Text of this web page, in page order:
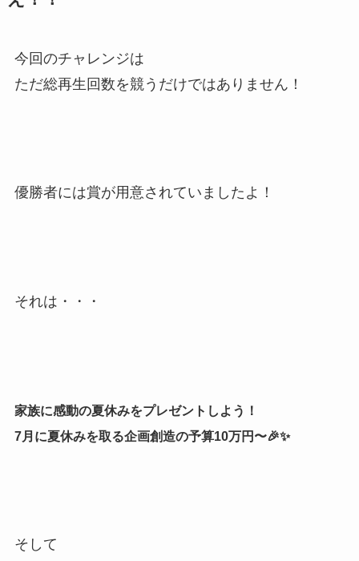
今回のチャレンジは
ただ総再生回数を競うだけではありません！
優勝者には賞が用意されていましたよ！
それは・・・
家族に感動の夏休みをプレゼントしよう！
7月に夏休みを取る企画創造の予算10万円〜🎉✨
そして